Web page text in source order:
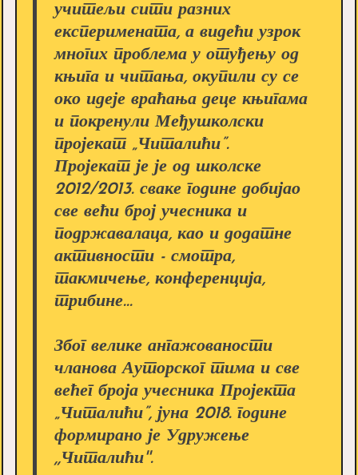
учитељи сити разних
експеримената, а видећи узрок
многих проблема у отуђењу од
књига и читања, окупили су се
око идеје враћања деце књигама
и покренули Међушколски
пројекат „Читалићи”.
Пројекат је је од школске
2012/2013. сваке године добијао
све већи број учесника и
подржавалаца, као и додатне
активности - смотра,
такмичење, конференција,
трибине...
Због велике ангажованости
чланова Ауторског тима и све
већег броја учесника Пројекта
„Читалићи”, јуна 2018. године
формирано је Удружење
,,Читалићи''.